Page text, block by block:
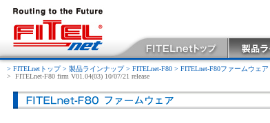
> FITELnetトップ > 製品ラインナップ > FITELnet-F80 > FITELnet-F80ファームウェア
>
FITELnet-F80 firm V01.04(03) 10/07/21 release